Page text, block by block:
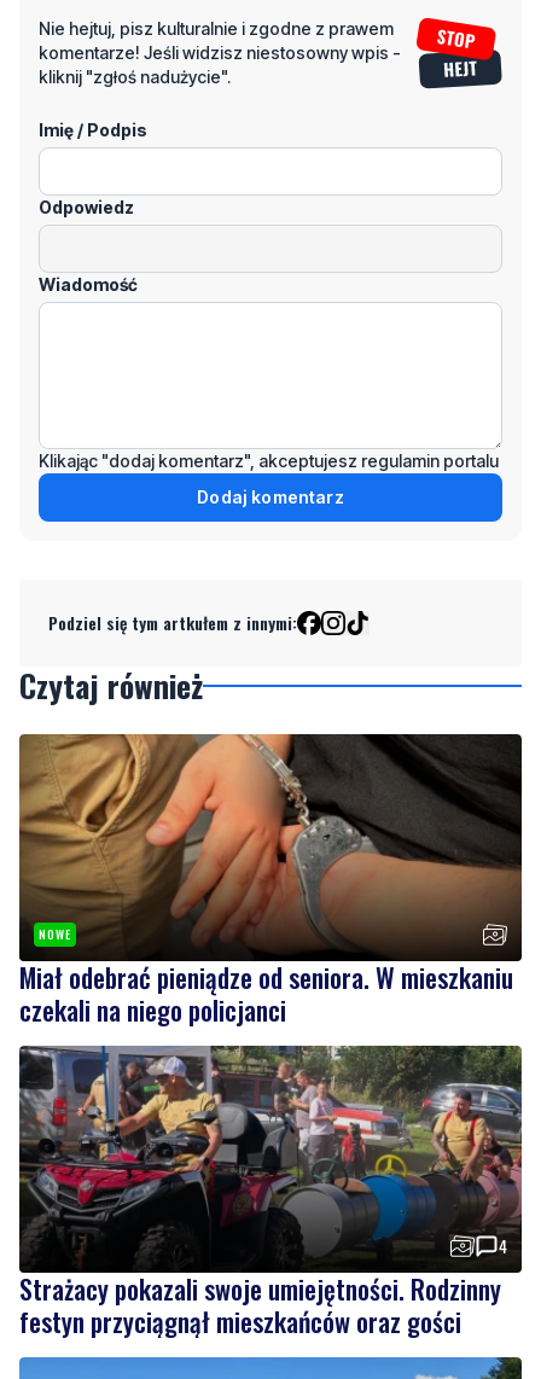
Imię / Podpis
Odpowiedz
Wiadomość
NOWE
Miał odebrać pieniądze od seniora. W mieszkaniu
czekali na niego policjanci
4
Strażacy pokazali swoje umiejętności. Rodzinny
festyn przyciągnął mieszkańców oraz gości